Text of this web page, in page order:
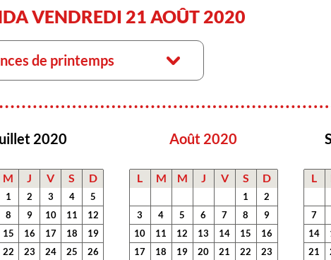
VENDREDI 21 AOÛT 2020
de printemps
2020
M J V S D
1 2 3 4
5
8 9 10 11
12
15 16 17 18
19
22 23 24 25
26
Août 2020
L M M J V S D
1
2
3
4 5 6 7 8
9
10
11 12 13 14 15
16
17
18 19 20 21 22
23
L
7
14
21